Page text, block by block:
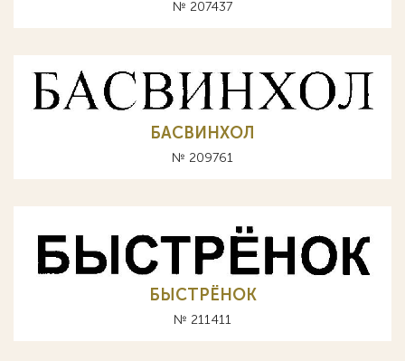
№ 207437
БАСВИНХОЛ
№ 209761
БЫСТРЁНОК
№ 211411